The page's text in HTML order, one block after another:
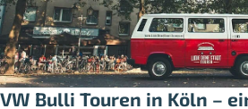
VW Bulli Touren in Köln –